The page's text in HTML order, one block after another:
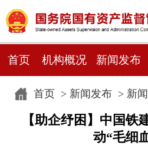
首页 机构概况 新闻发布
首页> 新闻发布> 新闻
【助企纾困】中国铁
动“毛细